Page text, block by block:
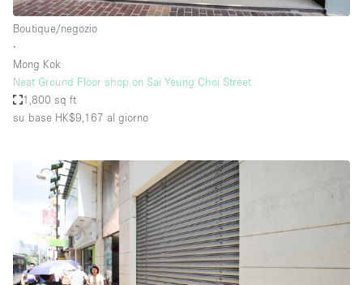
Boutique/negozio
∙
Mong Kok
Neat Ground Floor shop on Sai Yeung Choi Street
1,800 sq ft
su base HK$9,167 al giorno